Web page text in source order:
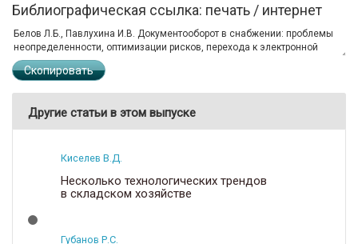
Библиографическая ссылка: печать / интернет
Скопировать
Другие статьи в этом выпуске
Киселев В.Д.
Несколько технологических трендов
в складском хозяйстве
Губанов Р.С.